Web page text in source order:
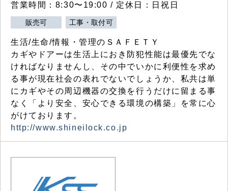
営業時間：8:30〜19:00 / 定休日：日祝日
販売可 工事・取付可
生活/生命/情報・管理のＳＡＦＥＴＹ
カギやドアーは生活上におき防犯性能は最優先でな
ければなりませんし、その中でいかに利便性を求め
る事が現在社会の表れでないでしょうか、私共は単
にカギやその周辺機器の交換を行うだけに留まる事
なく「より安全、安心できる環境の構築」を常に心
がけております。
http://www.shineilock.co.jp